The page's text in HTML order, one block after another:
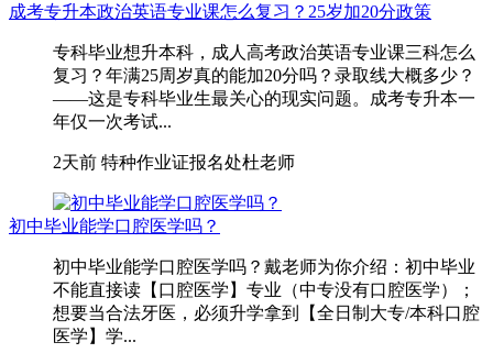
成考专升本政治英语专业课怎么复习？25岁加20分政策
专科毕业想升本科，成人高考政治英语专业课三科怎么
复习？年满25周岁真的能加20分吗？录取线大概多少？
——这是专科毕业生最关心的现实问题。成考专升本一
年仅一次考试...
2天前 特种作业证报名处杜老师
初中毕业能学口腔医学吗？
初中毕业能学口腔医学吗？戴老师为你介绍：初中毕业
不能直接读【口腔医学】专业（中专没有口腔医学）；
想要当合法牙医，必须升学拿到【全日制大专/本科口腔
医学】学...